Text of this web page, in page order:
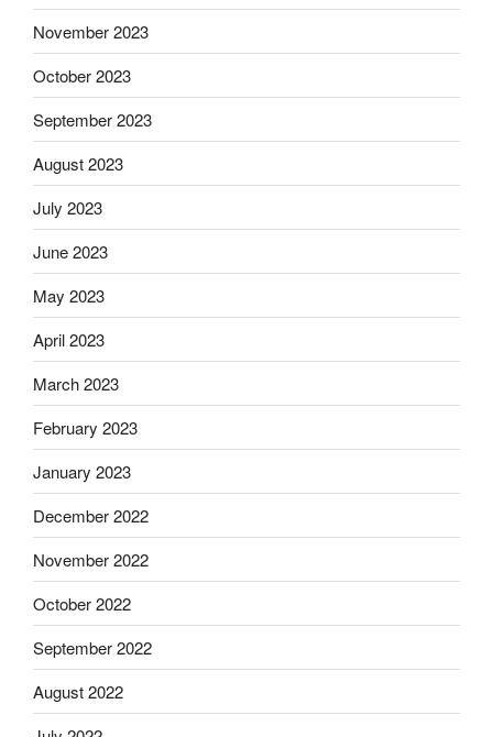
November 2023
October 2023
September 2023
August 2023
July 2023
June 2023
May 2023
April 2023
March 2023
February 2023
January 2023
December 2022
November 2022
October 2022
September 2022
August 2022